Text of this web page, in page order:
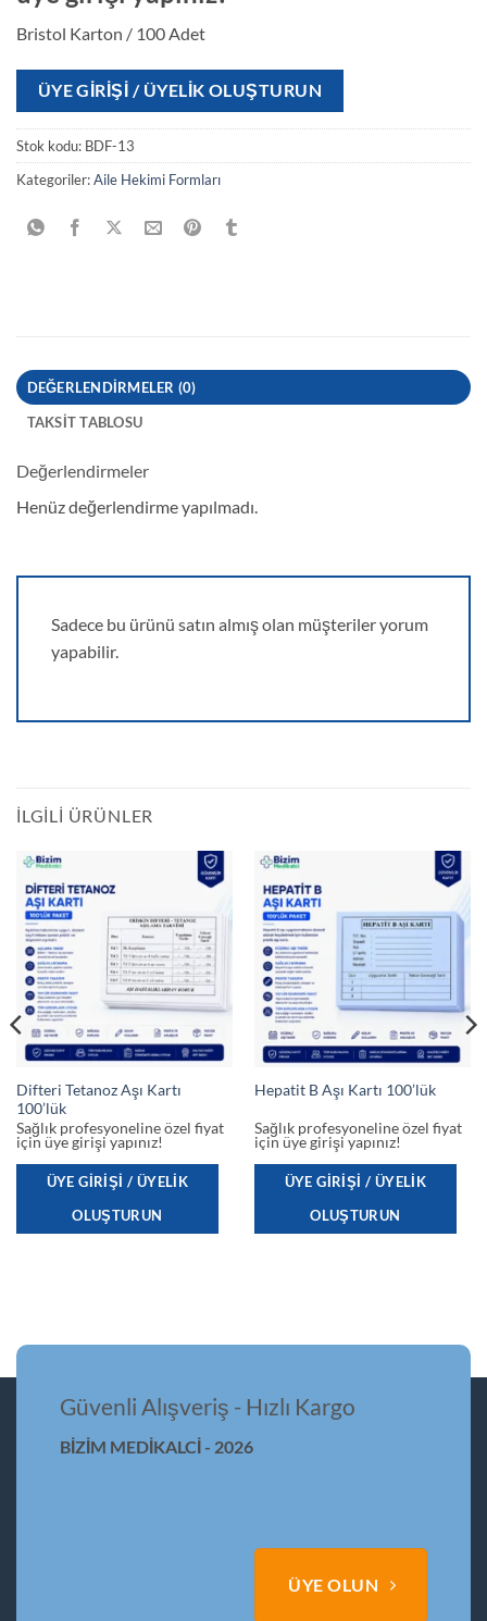
Bristol Karton / 100 Adet
ÜYE GIRIŞI / ÜYELIK OLUŞTURUN
Stok kodu: BDF-13
Kategoriler:Aile Hekimi Formları
DEĞERLENDIRMELER (0)
TAKSIT TABLOSU
Değerlendirmeler
Henüz değerlendirme yapılmadı.
Sadece bu ürünü satın almış olan müşteriler yorum
yapabilir.
İLGILI ÜRÜNLER
Difteri Tetanoz Aşı Kartı
100’lük
Sağlık profesyoneline özel fiyat
için üye girişi yapınız!
ÜYE GIRIŞI / ÜYELIK
OLUŞTURUN
Hepatit B Aşı Kartı 100’lük
Sağlık profesyoneline özel fiyat
için üye girişi yapınız!
ÜYE GIRIŞI / ÜYELIK
OLUŞTURUN
Güvenli Alışveriş - Hızlı Kargo
BİZİM MEDİKALCİ - 2026
ÜYE OLUN